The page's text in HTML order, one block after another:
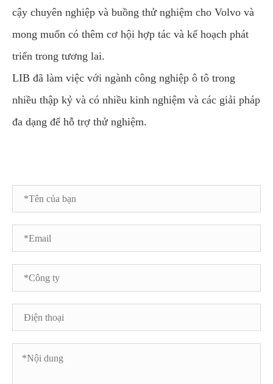
cậy chuyên nghiệp và buồng thử nghiệm cho Volvo và
mong muốn có thêm cơ hội hợp tác và kế hoạch phát
triển trong tương lai.
LIB đã làm việc với ngành công nghiệp ô tô trong
nhiều thập kỷ và có nhiều kinh nghiệm và các giải pháp
đa dạng để hỗ trợ thử nghiệm.